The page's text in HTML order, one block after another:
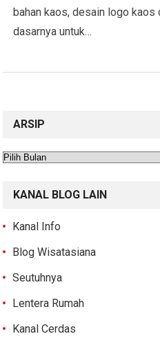
bahan kaos, desain logo
dasarnya untuk…
ARSIP
Arsip
KANAL BLOG LAIN
Kanal Info
Blog Wisatasiana
Seutuhnya
Lentera Rumah
Kanal Cerdas